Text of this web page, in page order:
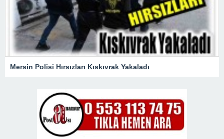
Mersin Polisi Hırsızları Kıskıvrak Yakaladı